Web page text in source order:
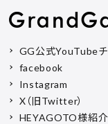
GG公式YouTubeチ
facebook
Instagram
X（旧Twitter）
HEYAGOTO様紹介